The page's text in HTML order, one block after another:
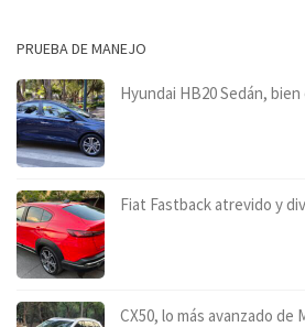
PRUEBA DE MANEJO
Hyundai HB20 Sedán,
Fiat Fastback atrevido y
CX50, lo más avanzado de